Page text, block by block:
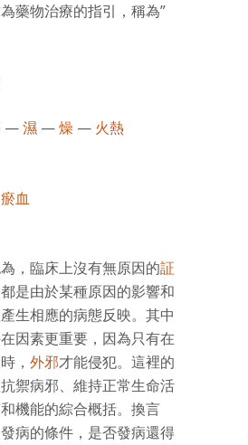
藥物治療的指引，稱為”
—濕 —燥 — 火熱
瘀血
，臨床上沒有無原因的証
都是由於某種原因的影響和
生相應的病態反映。其中
因素更重要，因為只有在
， 外邪才能侵犯。這裡的
禦病邪、維持正常生命活
機能的綜合概括。換言
病的條件，是否發病還得